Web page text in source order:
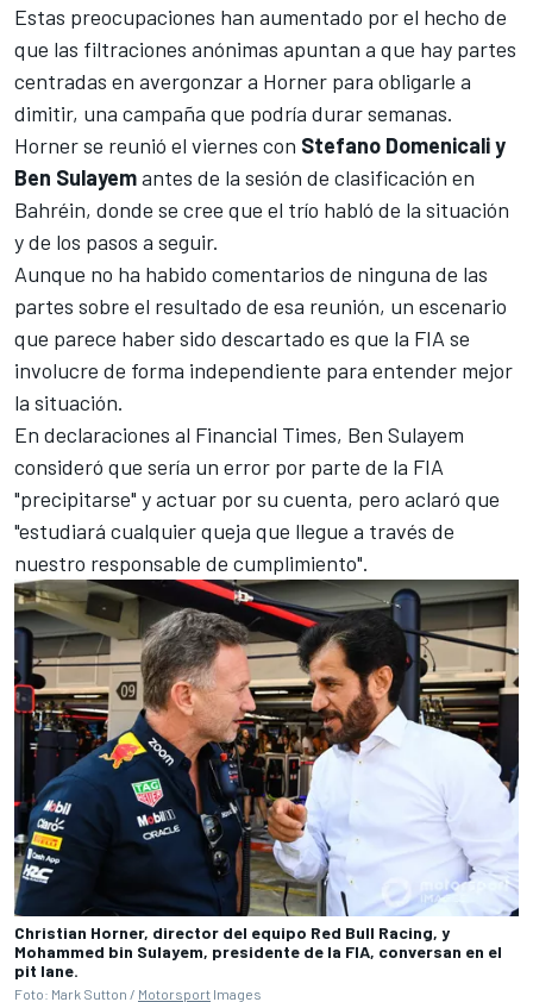
Estas preocupaciones han aumentado por el hecho de
que las filtraciones anónimas apuntan a que hay partes
centradas en avergonzar a Horner para obligarle a
dimitir, una campaña que podría durar semanas.
Horner se reunió el viernes con Stefano Domenicali y
Ben Sulayemantes de la sesión de clasificación en
Bahréin, donde se cree que el trío habló de la situación
y de los pasos a seguir.
Aunque no ha habido comentarios de ninguna de las
partes sobre el resultado de esa reunión, un escenario
que parece haber sido descartado es que la FIA se
involucre de forma independiente para entender mejor
la situación.
En declaraciones al Financial Times, Ben Sulayem
consideró que sería un error por parte de la FIA
"precipitarse" y actuar por su cuenta, pero aclaró que
"estudiará cualquier queja que llegue a través de
nuestro responsable de cumplimiento".
Christian Horner, director del equipo Red Bull Racing, y
Mohammed bin Sulayem, presidente de la FIA, conversan en el
pit lane.
Foto: Mark Sutton / Motorsport Images